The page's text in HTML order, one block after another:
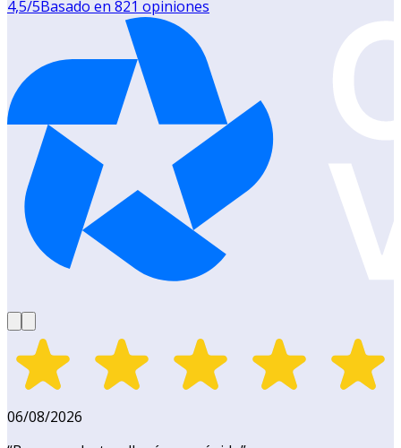
4,5/5Basado en 821 opiniones
06/08/2026